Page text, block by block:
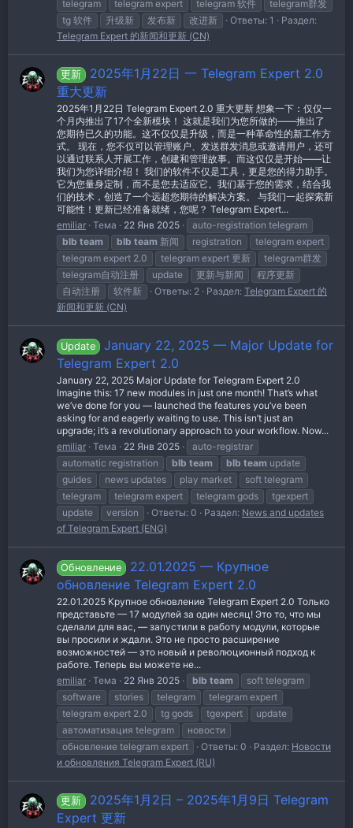
telegram telegram expert telegram 软件
telegram群发
tg 软件
升级新 发布新 改进新 Ответы: 1
Раздел:
Telegram Expert 的新闻和更新 (CN)
更新
2025年1月22日 一 Telegram Expert 2.0
重大更新
2025年1月22日 Telegram Expert 2.0 重大更新 想象一下：仅仅一
个月内推出了17个全新模块！ 这就是我们为您所做的——推出了
您期待已久的功能。这不仅仅是升级，而是一种革命性的新工作方
式。 现在，您不仅可以管理账户、发送群发消息或邀请用户，还可
以通过联系人开展工作，创建和管理故事。而这仅仅是开始——让
我们为您详细介绍！ 我们的软件不仅是工具，更是您的得力助手。
它为您量身定制，而不是您去适应它。我们基于您的需求，结合我
们的技术，创造了一个远超您期待的解决方案。 与我们一起探索新
可能性！更新已经准备就绪，您呢？ Telegram Expert...
emiliar Тема 22 Янв 2025
auto-registration telegram
blb team blb team 新闻 registration
telegram expert
telegram expert 2.0
telegram expert 更新
telegram群发
telegram自动注册
update 更新与新闻
程序更新
自动注册
软件新 Ответы: 2 Раздел: Telegram Expert 的
新闻和更新 (CN)
Update
January 22, 2025 — Major Update for
Telegram Expert 2.0
January 22, 2025 Major Update for Telegram Expert 2.0
Imagine this: 17 new modules in just one month! That’s what
we’ve done for you — launched the features you’ve been
asking for and eagerly waiting to use. This isn’t just an
upgrade; it’s a revolutionary approach to your workflow. Now...
emiliar Тема 22 Янв 2025
auto-registrar
automatic registration
blb team blb team update
guides
news updates play market
soft telegram
telegram
telegram expert telegram gods
tgexpert
update
version Ответы: 0 Раздел: News and updates
of Telegram Expert (ENG)
Обновление
22.01.2025 — Крупное
обновление Telegram Expert 2.0
22.01.2025 Крупное обновление Telegram Expert 2.0 Только
представьте — 17 модулей за один месяц! Это то, что мы
сделали для вас, — запустили в работу модули, которые
вы просили и ждали. Это не просто расширение
возможностей — это новый и революционный подход к
работе. Теперь вы можете не...
emiliar Тема 22 Янв 2025 blb team
soft telegram
software
stories telegram
telegram expert
telegram expert 2.0
tg gods tgexpert
update
автоматизация telegram
новости
обновление telegram expert
Ответы: 0 Раздел: Новости
и обновления Telegram Expert (RU)
更新
2025年1月2日 – 2025年1月9日 Telegram
Expert 更新